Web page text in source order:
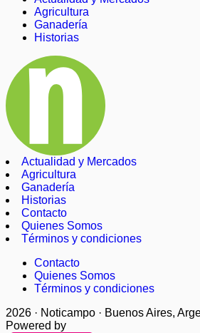
Agricultura
Ganadería
Historias
Actualidad y Mercados
Agricultura
Ganadería
Historias
Contacto
Quienes Somos
Términos y condiciones
Contacto
Quienes Somos
Términos y condiciones
2026 · Noticampo · Buenos Aires,
Powered by